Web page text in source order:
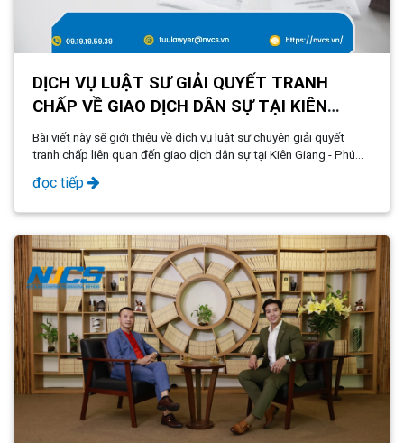
DỊCH VỤ LUẬT SƯ GIẢI QUYẾT TRANH
CHẤP VỀ GIAO DỊCH DÂN SỰ TẠI KIÊN
GIANG - PHÚ QUỐC
Bài viết này sẽ giới thiệu về dịch vụ luật sư chuyên giải quyết
tranh chấp liên quan đến giao dịch dân sự tại Kiên Giang - Phú
Quốc. Qua đó, chúng tôi mong muốn cung cấp cho quý khách
hàng những thông tin hữu ích về vai trò quan trọng của luật sư
đọc tiếp